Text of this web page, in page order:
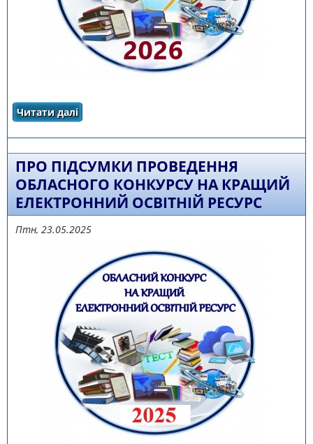
Читати даліпро ПРО ПРОВЕДЕННЯ ОБЛАСНОГО КОНКУРСУ
РЕСУРС
ПРО ПІДСУМКИ ПРОВЕДЕННЯ
ОБЛАСНОГО КОНКУРСУ НА КРАЩИЙ
ЕЛЕКТРОННИЙ ОСВІТНІЙ РЕСУРС
Птн, 23.05.2025